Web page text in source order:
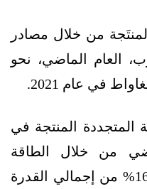
من خلال مصادر
العام الماضي، نحو
المتجددة المنتجة في
من خلال الطاقة
الكهرومائية، بحصّة بلغت 16.7% من إجمالي القدرة